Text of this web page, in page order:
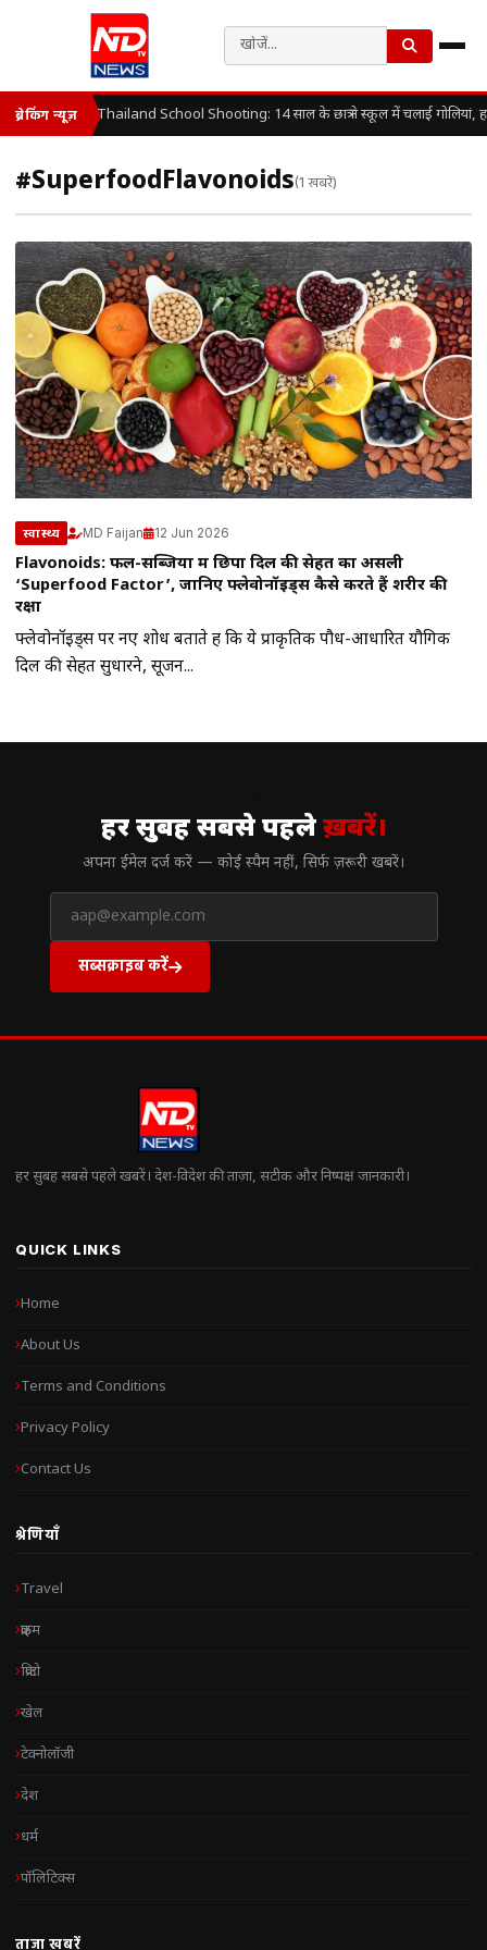
ब्रेकिंग न्यूज़ Thailand School Shooting: 14 साल के छात्र ने स्कूल में चलाई गोलियां,
#SuperfoodFlavonoids(1 खबरें)
स्वास्थ्य MD Faijan 12 Jun 2026
Flavonoids: फल-सब्जियों में छिपा दिल की सेहत का असली
‘Superfood Factor’, जानिए फ्लेवोनॉइड्स कैसे करते हैं शरीर की
रक्षा
फ्लेवोनॉइड्स पर नए शोध बताते हैं कि ये प्राकृतिक पौध-आधारित यौगिक
दिल की सेहत सुधारने, सूजन...
हर सुबह सबसे पहलेख़बरें।
अपना ईमेल दर्ज करें — कोई स्पैम नहीं, सिर्फ ज़रूरी खबरें।
सब्सक्राइब करें
हर सुबह सबसे पहले खबरें। देश-विदेश की ताज़ा, सटीक और निष्पक्ष जानकारी।
QUICK LINKS
Home
About Us
Terms and Conditions
Privacy Policy
Contact Us
श्रेणियाँ
Travel
क्राइम
क्रिप्टो
खेल
टेक्नोलॉजी
देश
धर्म
पॉलिटिक्स
ताज़ा खबरें